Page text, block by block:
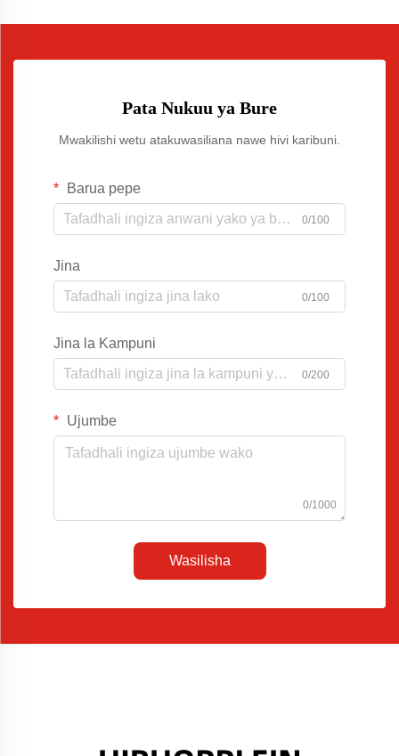
Pata Nukuu ya Bure
Mwakilishi wetu atakuwasiliana nawe hivi karibuni.
Barua pepe
0/100
Jina
0/100
Jina la Kampuni
0/200
Ujumbe
0/1000
Wasilisha